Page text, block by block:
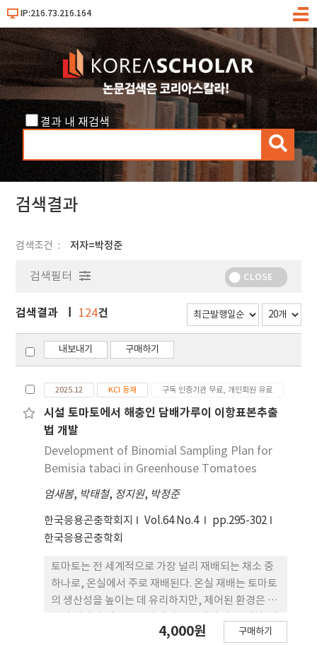
IP:216.73.216.164
메
결과 내 재검색
검
색
검색결과
검색조건 저자=박정준
검색필터 CLOSE
검색결과 124건
내보내기 구매하기
2025.12 KCI 등재 구독 인증기관 무료, 개인회원 유료
시설 토마토에서 해충인 담배가루이 이항표본추출
법 개발
Development of Binomial Sampling Plan for
Bemisia tabaci in Greenhouse Tomatoes
엄새봄, 박태철, 정지원, 박정준
한국응용곤충학회지 Vol.64 No.4
pp.295-302
한국응용곤충학회
토마토는 전 세계적으로 가장 널리 재배되는 채소 중
하나로, 온실에서 주로 재배된다. 온실 재배는 토마토
의 생산성을 높이는 데 유리하지만, 제어된 환경은 해
배가루이(Bemisia tabaci)는 토마토 작물에 심각한
4,000원 구매하기